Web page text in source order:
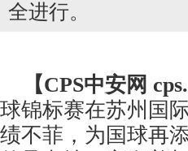
全进行。
【CPS中安网
球锦标赛在苏州国
绩不菲，为国球再